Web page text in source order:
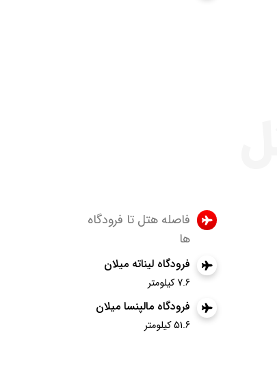
فاصله هتل تا فرودگاه
ها
فرودگاه لیناته میلان
7.6 کیلومتر
فرودگاه مالپنسا میلان
51.6 کیلومتر